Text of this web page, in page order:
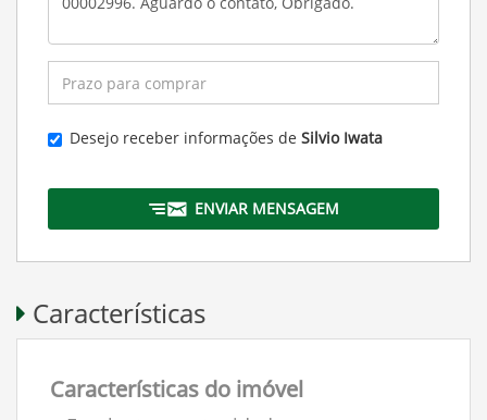
Desejo receber informações de Silvio Iwata
ENVIAR MENSAGEM
Características
Características do imóvel